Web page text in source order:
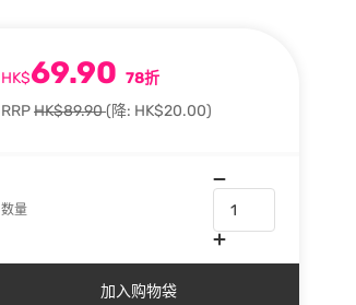
HK$69.90 78折
RRPHK$89.90(降: HK$20.00)
数量
加入购物袋